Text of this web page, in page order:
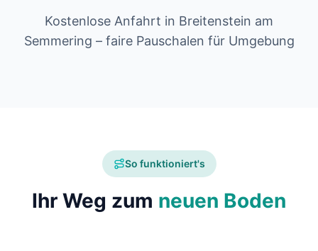
Kostenlose Anfahrt in Breitenstein am
Semmering – faire Pauschalen für Umgebung
So funktioniert's
Ihr Weg zum neuen Boden